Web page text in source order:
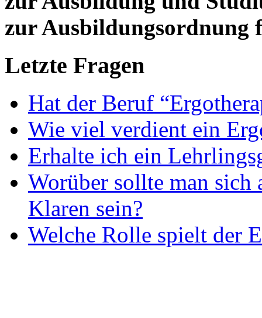
zur Ausbildungsordnung
Letzte Fragen
Hat der Beruf
Wie viel verdient ein
Erhalte ich ein
Worüber sollte man sich
Klaren sein?
Welche Rolle spielt der